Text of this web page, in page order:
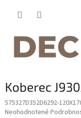
Koberec
575327D352D6292-
Priemerné
Neohodnotené